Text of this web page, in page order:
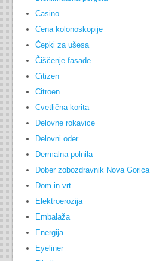
Casino
Cena kolonoskopije
Čepki za ušesa
Čiščenje fasade
Citizen
Citroen
Cvetlična korita
Delovne rokavice
Delovni oder
Dermalna polnila
Dober zobozdravnik Nova Gorica
Dom in vrt
Elektroerozija
Embalaža
Energija
Eyeliner